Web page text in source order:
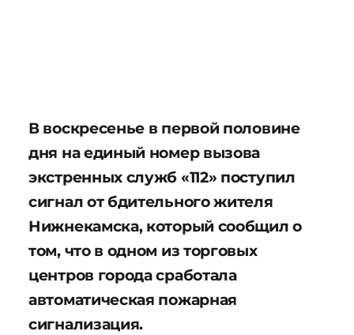
В воскресенье в первой половине
дня на единый номер вызова
экстренных служб «112» поступил
сигнал от бдительного жителя
Нижнекамска, который сообщил о
том, что в одном из торговых
центров города сработала
автоматическая пожарная
сигнализация.